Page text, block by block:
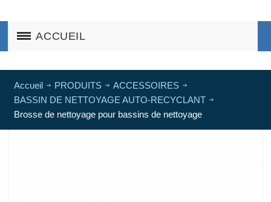
ACCUEIL
Accueil PRODUITS
ACCESSOIRES
BASSIN DE NETTOYAGE AUTO-RECYCLANT
Brosse de nettoyage pour bassins de nettoyage